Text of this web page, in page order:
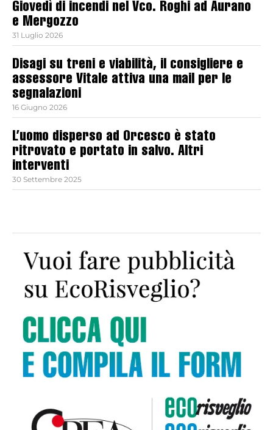
Giovedì di incendi nel Vco. Roghi ad Aurano
e Mergozzo
31 Luglio 2026
Disagi su treni e viabilità, il consigliere e
assessore Vitale attiva una mail per le
segnalazioni
16 Giugno 2026
L’uomo disperso ad Orcesco è stato
ritrovato e portato in salvo. Altri
interventi
30 Settembre 2025